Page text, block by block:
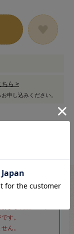
ちら >
お申し込みください。
専用ページです※
す。
ん。